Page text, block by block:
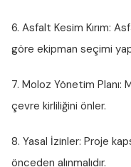
6. Asfalt Kesim Kırım:
göre ekipman seçimi
7. Moloz Yönetim Planı:
çevre kirliliğini önler.
8. Yasal İzinler: Proje
önceden alınmalıdır.